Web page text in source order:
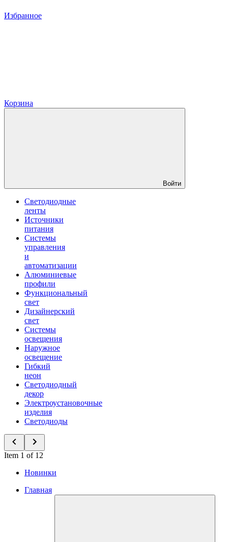
Избранное
Корзина
Войти
Светодиодные
ленты
Источники
питания
Системы
управления
и
автоматизации
Алюминиевые
профили
Функциональный
свет
Дизайнерский
свет
Системы
освещения
Наружное
освещение
Гибкий
неон
Светодиодный
декор
Электроустановочные
изделия
Светодиоды
Item 1 of 12
Новинки
Главная